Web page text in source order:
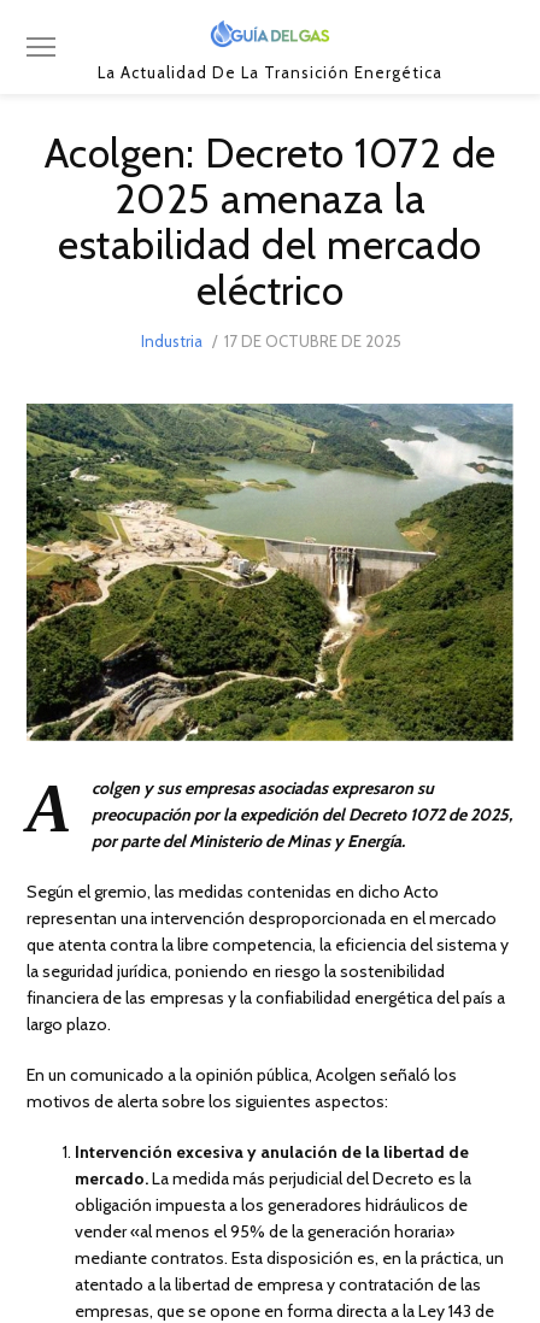
La Actualidad De La Transición Energética
Acolgen: Decreto 1072 de
2025 amenaza la
estabilidad del mercado
eléctrico
Industria
POSTED
17 DE OCTUBRE DE 2025
DE
2025
A
colgen y sus empresas asociadas expresaron su
preocupación por la expedición del Decreto 1072 de 2025,
por parte del Ministerio de Minas y Energía.
Según el gremio, las medidas contenidas en dicho Acto
representan una intervención desproporcionada en el mercado
que atenta contra la libre competencia, la eficiencia del sistema y
la seguridad jurídica, poniendo en riesgo la sostenibilidad
financiera de las empresas y la confiabilidad energética del país a
largo plazo.
En un comunicado a la opinión pública, Acolgen señaló los
motivos de alerta sobre los siguientes aspectos:
Intervención excesiva y anulación de la libertad de
mercado.La medida más perjudicial del Decreto es la
obligación impuesta a los generadores hidráulicos de
vender «al menos el 95% de la generación horaria»
mediante contratos. Esta disposición es, en la práctica, un
atentado a la libertad de empresa y contratación de las
empresas, que se opone en forma directa a la Ley 143 de